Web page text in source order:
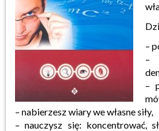
–
–
–
– nabierzesz wiary we własne siły,
– nauczysz się: koncentrować,